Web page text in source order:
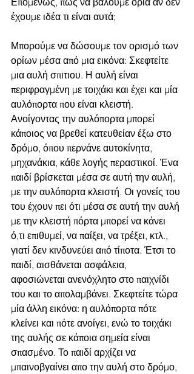
έχουμε ιδέα τι είναι αυτά;
Μπορούμε να δώσουμε τον ορισμό των
ορίων μέσα από μια εικόνα: Σκεφτείτε
μια αυλή σπιτιου. Η αυλή είναι
περιφραγμένη με τοιχάκι και έχει και μία
αυλόπορτα που είναι κλειστή.
Ανοίγοντας την αυλόπορτα μπορεί
κάποιος να βρεθεί κατευθείαν έξω στο
δρόμο, όπου περνάνε αυτοκίνητα,
μηχανάκια, κάθε λογής περαστικοί. Ένα
παιδί βρίσκεται μέσα σε αυτή την αυλή,
με την αυλόπορτα κλειστή. Οι γονείς του
του έχουν πει ότι μέσα σε αυτή την αυλή
με την κλειστή πόρτα μπορεί να κάνει
ό,τι επιθυμεί, να παίξει, να τρέξει, κτλ.,
γιατί δεν κινδυνεύει από τίποτα. Έτσι το
παιδί, αισθάνεται ασφάλεια,
αφοσιώνεται ανενόχλητο στο παιχνίδι
του και το απολαμβάνει. Σκεφτείτε τώρα
μία άλλη εικόνα: η αυλόπορτα πότε
κλείνει και πότε ανοίγει, ενώ το τοιχάκι
της αυλής σε κάποια σημεία είναι
σπασμένο. Το παιδί αρχίζει να
μπαινοβγαίνει απο την αυλή στο δρόμο,